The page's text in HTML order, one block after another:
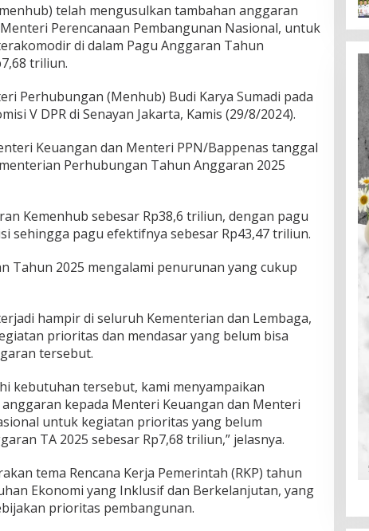
telah mengusulkan tambahan anggaran
Perencanaan Pembangunan Nasional, untuk
di dalam Pagu Anggaran Tahun
triliun.
Perhubungan (Menhub) Budi Karya Sumadi pada
V DPR di Senayan Jakarta, Kamis (29/8/2024).
Keuangan dan Menteri PPN/Bappenas tanggal
Perhubungan Tahun Anggaran 2025
Kemenhub sebesar Rp38,6 triliun, dengan pagu
sehingga pagu efektifnya sebesar Rp43,47 triliun.
Tahun 2025 mengalami penurunan yang cukup
hampir di seluruh Kementerian dan Lembaga,
prioritas dan mendasar yang belum bisa
tersebut.
kebutuhan tersebut, kami menyampaikan
kepada Menteri Keuangan dan Menteri
untuk kegiatan prioritas yang belum
TA 2025 sebesar Rp7,68 triliun,” jelasnya.
tema Rencana Kerja Pemerintah (RKP) tahun
Ekonomi yang Inklusif dan Berkelanjutan, yang
prioritas pembangunan.